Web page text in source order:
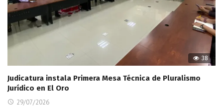
38
Judicatura instala Primera Mesa Técnica de Pluralismo
Jurídico en El Oro
29/07/2026